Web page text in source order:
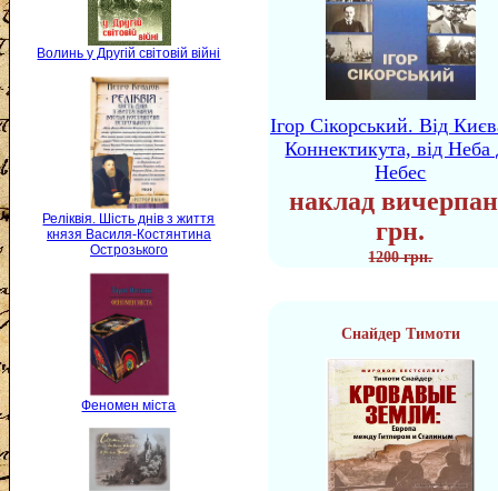
Волинь у Другій світовій війні
Реліквія. Шість днів з життя
князя Василя-Костянтина
Острозького
Феномен міста
Ігор Сікорський. Від
Коннектикута, від Неба
Небес
наклад
грн.
1200 грн.
Снайдер Тимоти